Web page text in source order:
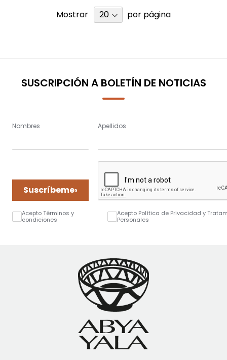
Mostrar por página
SUSCRIPCIÓN A BOLETÍN DE NOTICIAS
Nombres Apellidos
Suscríbeme›
Acepto Términos y
condiciones
Acepto Política de Privacidad y
Personales